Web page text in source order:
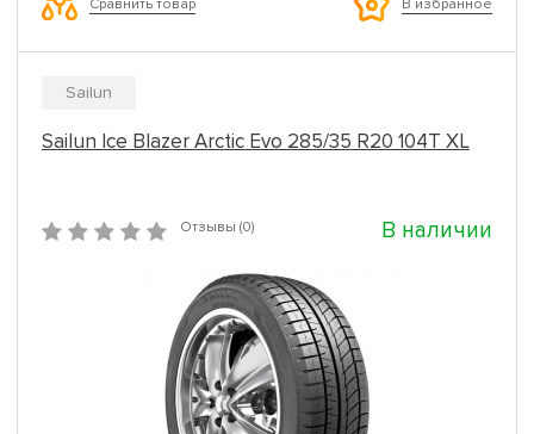
Сравнить товар В избранное
Sailun
Sailun Ice Blazer Arctic Evo 285/35 R20 104T XL
Отзывы (0) В наличии